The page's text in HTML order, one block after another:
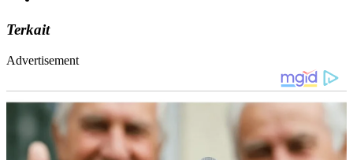
Terkait
Advertisement